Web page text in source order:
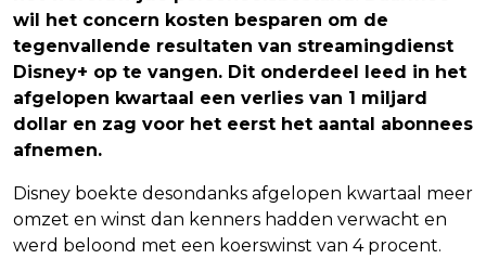
wil het concern kosten besparen om de
tegenvallende resultaten van streamingdienst
Disney+ op te vangen. Dit onderdeel leed in het
afgelopen kwartaal een verlies van 1 miljard
dollar en zag voor het eerst het aantal abonnees
afnemen.
Disney boekte desondanks afgelopen kwartaal meer
omzet en winst dan kenners hadden verwacht en
werd beloond met een koerswinst van 4 procent.